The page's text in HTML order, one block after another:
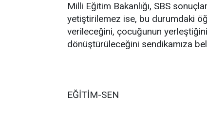
Milli Eğitim Bakanlığı, SBS
yetiştirilemez ise, bu durumdaki
verileceğini, çocuğunun
dönüştürüleceğini sendikamıza
EĞİTİM-SEN